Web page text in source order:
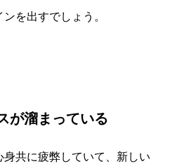
を出すでしょう。
が溜まっている
共に疲弊していて、新しい